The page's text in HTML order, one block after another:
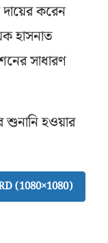
করেন
হাসনাত
সাধারণ
শুনানি হওয়ার
(1080×1080)